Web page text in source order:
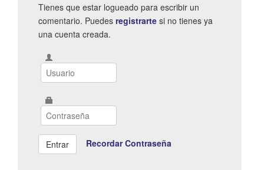
Tienes que estar logueado para escribir un
comentario. Puedes registrarte si no tienes ya
una cuenta creada.
Recordar Contraseña